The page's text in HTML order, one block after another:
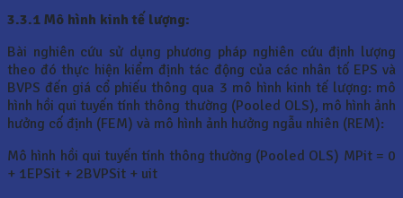
3.3.1 Mô hình kinh tế lượng:
Bài nghiên cứu sử dụng phương pháp nghiên cứu định lượng
theo đó thực hiện kiểm định tác động của các nhân tố EPS và
BVPS đến giá cổ phiếu thông qua 3 mô hình kinh tế lượng: mô
hình hồi qui tuyến tính thông thường (Pooled OLS), mô hình ảnh
hưởng cố định (FEM) và mô hình ảnh hưởng ngẫu nhiên (REM):
Mô hình hồi qui tuyến tính thông thường (Pooled OLS) MPit = 0
+ 1EPSit + 2BVPSit + uit